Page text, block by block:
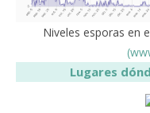
Niveles esporas en
Lugares